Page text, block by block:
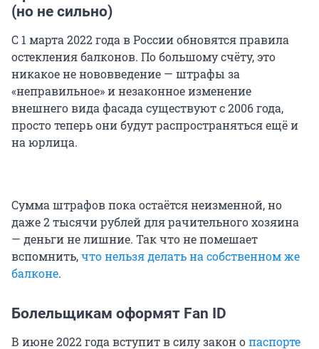
(но не сильно)
С 1 марта 2022 года в России обновятся правила
остекления балконов. По большому счёту, это
никакое не нововведение — штрафы за
«неправильное» и незаконное изменение
внешнего вида фасада существуют с 2006 года,
просто теперь они будут распространяться ещё и
на юрлица.
Сумма штрафов пока остаётся неизменной, но
даже 2 тысячи рублей для рачительного хозяина
— деньги не лишние. Так что не помешает
вспомнить,что нельзя делать на собственном же
балконе.
Болельщикам оформят Fan ID
В июне 2022 года вступит в силу закон опаспорте